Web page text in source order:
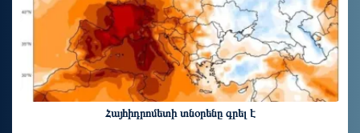
Հայհիդրոմետի տնօրենը գրել է